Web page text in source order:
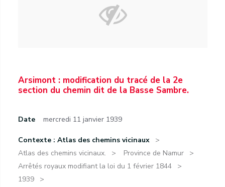
Arsimont : modification du tracé de la 2e
section du chemin dit de la Basse Sambre.
Date mercredi 11 janvier 1939
Contexte : Atlas des chemins vicinaux
Atlas des chemins vicinaux.
Province de Namur
Arrêtés royaux modifiant la loi du 1 février 1844
1939